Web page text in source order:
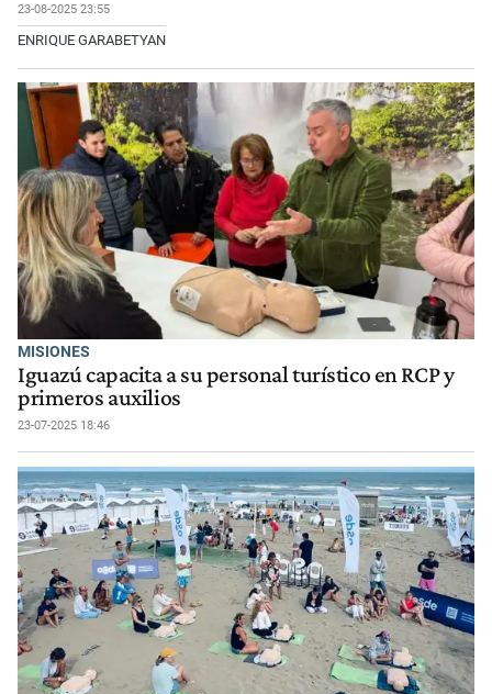
23-08-2025 23:55
ENRIQUE GARABETYAN
MISIONES
Iguazú capacita a su personal turístico en RCP y
primeros auxilios
23-07-2025 18:46